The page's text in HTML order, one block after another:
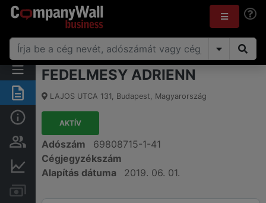
Összegzés
Alap információk
Személyek és tulajdonjog
Pénzügyi információk
FEDELMESY ADRIENN
LAJOS UTCA 131, Budapest, Magyarország
AKTÍV
Adószám
69808715-1-41
Cégjegyzékszám
Alapítás dátuma
2019. 06. 01.